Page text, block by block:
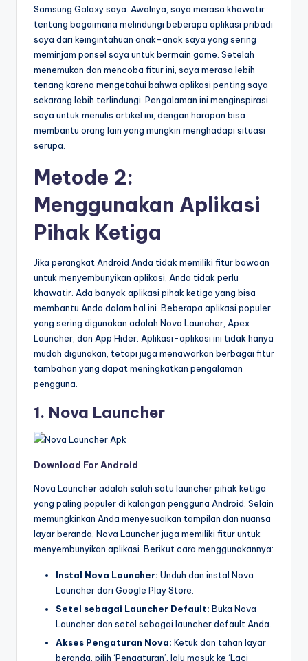
Samsung Galaxy saya. Awalnya, saya merasa khawatir
tentang bagaimana melindungi beberapa aplikasi pribadi
saya dari keingintahuan anak-anak saya yang sering
meminjam ponsel saya untuk bermain game. Setelah
menemukan dan mencoba fitur ini, saya merasa lebih
tenang karena mengetahui bahwa aplikasi penting saya
sekarang lebih terlindungi. Pengalaman ini menginspirasi
saya untuk menulis artikel ini, dengan harapan bisa
membantu orang lain yang mungkin menghadapi situasi
serupa.
Metode 2:
Menggunakan Aplikasi
Pihak Ketiga
Jika perangkat Android Anda tidak memiliki fitur bawaan
untuk menyembunyikan aplikasi, Anda tidak perlu
khawatir. Ada banyak aplikasi pihak ketiga yang bisa
membantu Anda dalam hal ini. Beberapa aplikasi populer
yang sering digunakan adalah Nova Launcher, Apex
Launcher, dan App Hider. Aplikasi-aplikasi ini tidak hanya
mudah digunakan, tetapi juga menawarkan berbagai fitur
tambahan yang dapat meningkatkan pengalaman
pengguna.
1. Nova Launcher
Download For Android
Nova Launcher adalah salah satu launcher pihak ketiga
yang paling populer di kalangan pengguna Android. Selain
memungkinkan Anda menyesuaikan tampilan dan nuansa
layar beranda, Nova Launcher juga memiliki fitur untuk
menyembunyikan aplikasi. Berikut cara menggunakannya:
Instal Nova Launcher: Unduh dan instal Nova
Launcher dari Google Play Store.
Setel sebagai Launcher Default: Buka Nova
Launcher dan setel sebagai launcher default Anda.
Akses Pengaturan Nova: Ketuk dan tahan layar
beranda, pilih ‘Pengaturan’, lalu masuk ke ‘Laci